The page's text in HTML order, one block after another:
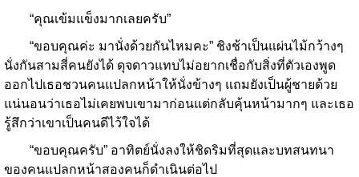
“คุณเข้มแข็งมากเลยครับ”
“ขอบคุณค่ะ มานั่งด้วยกันไหมคะ” ชิงช้าเป็นแผ่นไม้กว้างๆ
นั่งกันสามสี่คนยังได้ ดุจดาวแทบไม่อยากเชื่อกับสิ่งที่ตัวเองพูด
ออกไปเธอชวนคนแปลกหน้าให้นั่งข้างๆ แถมยังเป็นผู้ชายด้วย
แน่นอนว่าเธอไม่เคยพบเขามาก่อนแต่กลับคุ้นหน้ามากๆ และเธอ
รู้สึกว่าเขาเป็นคนดีไว้ใจได้
“ขอบคุณครับ” อาทิตย์นั่งลงให้ชิดริมที่สุดและบทสนทนา
ของคนแปลกหน้าสองคนก็ดำเนินต่อไป